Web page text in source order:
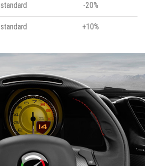
standard -20%
standard +10%